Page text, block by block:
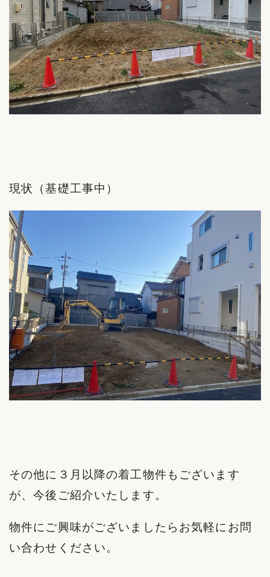
現状（基礎工事中）
その他に３月以降の着工物件もございます
が、今後ご紹介いたします。
物件にご興味がございましたらお気軽にお問
い合わせください。